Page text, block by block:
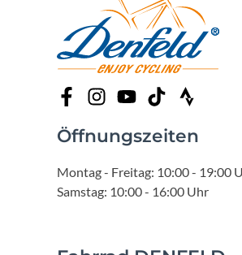
Öffnungszeiten
Montag - Freitag: 10:00 - 19:00
Samstag: 10:00 - 16:00 Uhr